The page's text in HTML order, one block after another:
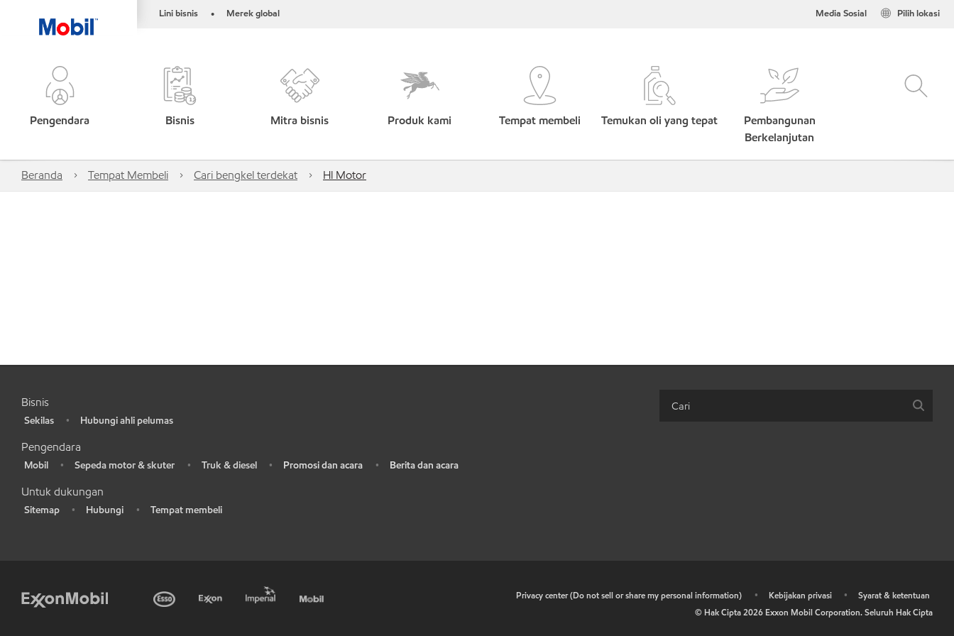
Lini bisnis • Merek global Pilih lokasi
Media Sosial
Pengendara Bisnis Mitra bisnis Produk kami Tempat membeli Temukan oli yang tepat
Pembangunan
Berkelanjutan
Beranda Tempat Membeli Cari bengkel terdekat Hl Motor
Bisnis
Sekilas • Hubungi ahli pelumas
Pengendara
Mobil • Sepeda motor & skuter • Truk & diesel • Promosi dan acara • Berita dan acara
Untuk dukungan
Sitemap • Hubungi • Tempat membeli
Privacy center (Do not sell or share my personal information) • Kebijakan privasi •
Syarat & ketentuan
© Hak Cipta2026 Exxon Mobil Corporation. Seluruh Hak Cipta